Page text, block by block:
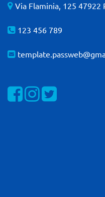
Via Flaminia, 125 47922
123 456 789
Visualizza la nostra
Visualizza il
Visualizza il